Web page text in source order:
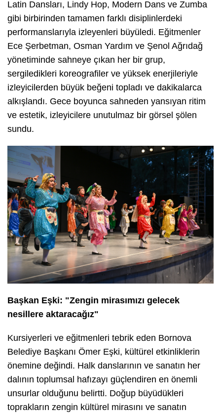
Latin Dansları, Lindy Hop, Modern Dans ve Zumba
gibi birbirinden tamamen farklı disiplinlerdeki
performanslarıyla izleyenleri büyüledi. Eğitmenler
Ece Şerbetman, Osman Yardım ve Şenol Ağrıdağ
yönetiminde sahneye çıkan her bir grup,
sergiledikleri koreografiler ve yüksek enerjileriyle
izleyicilerden büyük beğeni topladı ve dakikalarca
alkışlandı. Gece boyunca sahneden yansıyan ritim
ve estetik, izleyicilere unutulmaz bir görsel şölen
sundu.
Başkan Eşki: "Zengin mirasımızı gelecek
nesillere aktaracağız"
Kursiyerleri ve eğitmenleri tebrik eden Bornova
Belediye Başkanı Ömer Eşki, kültürel etkinliklerin
önemine değindi. Halk danslarının ve sanatın her
dalının toplumsal hafızayı güçlendiren en önemli
unsurlar olduğunu belirtti. Doğup büyüdükleri
toprakların zengin kültürel mirasını ve sanatın